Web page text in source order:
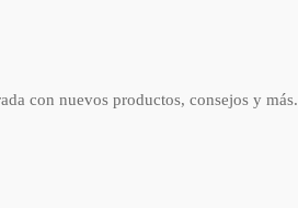
con nuevos productos, consejos y más.